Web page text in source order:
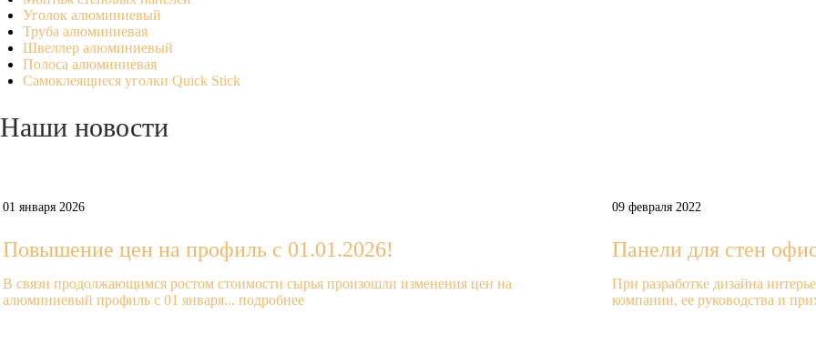
Уголок алюминиевый
Труба алюминиевая
Швеллер алюминиевый
Полоса алюминиевая
Самоклеящиеся уголки Quick Stick
Наши новости
01 января 2026
Повышение цен на профиль с 01.01.2026!
В связи продолжающимся ростом стоимости сырья произошли изменения цен на
алюминиевый профиль с 01 января... подробнее
09 февраля 2022
Панели для стен
При разработке дизайна
компании, ее руководства и